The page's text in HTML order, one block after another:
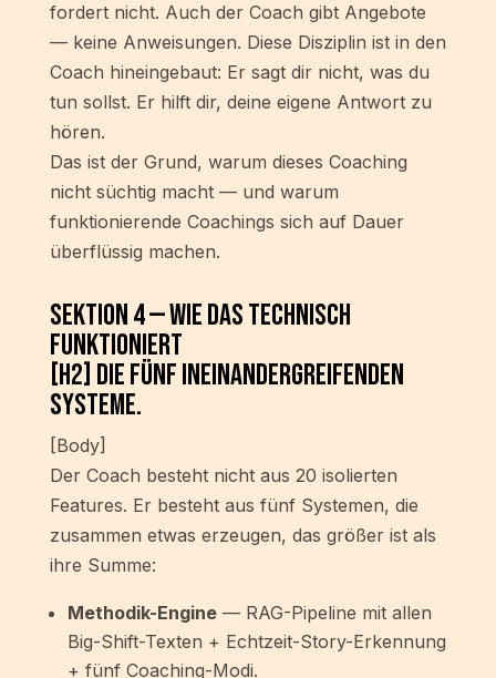
fordert nicht. Auch der Coach gibt Angebote
— keine Anweisungen. Diese Disziplin ist in den
Coach hineingebaut: Er sagt dir nicht, was du
tun sollst. Er hilft dir, deine eigene Antwort zu
hören.
Das ist der Grund, warum dieses Coaching
nicht süchtig macht — und warum
funktionierende Coachings sich auf Dauer
überflüssig machen.
Sektion 4 — Wie das technisch
funktioniert
[H2] Die fünf ineinandergreifenden
Systeme.
[Body]
Der Coach besteht nicht aus 20 isolierten
Features. Er besteht aus fünf Systemen, die
zusammen etwas erzeugen, das größer ist als
ihre Summe:
Methodik-Engine— RAG-Pipeline mit allen
Big-Shift-Texten + Echtzeit-Story-Erkennung
+ fünf Coaching-Modi.